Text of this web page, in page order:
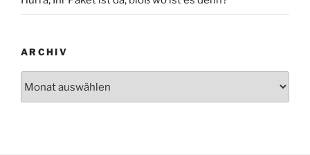
ARCHIV